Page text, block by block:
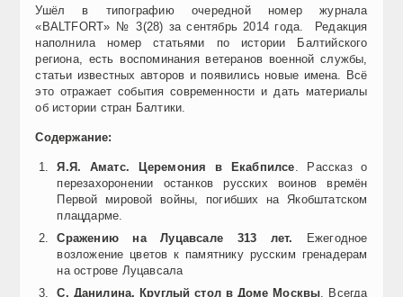
Ушёл в типографию очередной номер журнала
«BALTFORT» № 3(28) за сентябрь 2014 года. Редакция
наполнила номер статьями по истории Балтийского
региона, есть воспоминания ветеранов военной службы,
статьи известных авторов и появились новые имена. Всё
это отражает события современности и дать материалы
об истории стран Балтики.
Содержание:
Я.Я. Аматс. Церемония в Екабпилсе . Рассказ о
перезахоронении останков русских воинов времён
Первой мировой войны, погибших на Якобштатском
плацдарме.
Сражению на Луцавсале 313 лет. Ежегодное
возложение цветов к памятнику русским гренадерам
на острове Луцавсала
С. Данилина. Круглый стол в Доме Москвы . Всегда